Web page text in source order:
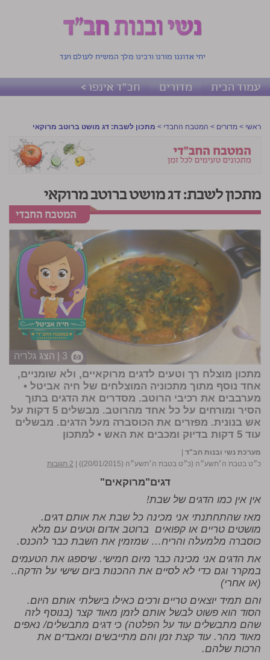
יחי אדוננו מורנו ורבינו מלך המשיח לעולם ועד
עמוד הבית מדורים חב"ד אינפו >
ראשי > מדורים > המטבח החבדי > מתכון לשבת: דג מושט ברוטב מרוקאי
מתכון לשבת: דג מושט ברוטב מרוקאי
3 | הצג גלריה
מתכון מוצלח רך וטעים לדגים מרוקאיים, ולא שומניים,
אחד נוסף מתוך מתכוניה המוצלחים של חיה אביטל •
מערבבים את רכיבי הרוטב. מסדרים את הדגים בתוך
הסיר ומורחים על כל אחד מהרוטב. מבשלים 5 דקות על
אש בנונית. מפזרים את הכוסברה מעל הדגים. מבשלים
עוד 5 דקות בדיוק ומכבים את האש •
למתכון
מערכת נשי ובנות חב"ד
כ״ט בטבת ה׳תשע״ה (כ״ט בטבת ה׳תשע״ה (20/01/2015))
2 תגובות
דגים"מרוקאים"
אין אין כמו הדגים של שבת!
מאז שהתחתנתי אני מכינה כל שבת את אותם דגים.
מושטים טריים או קפואים ברוטב אדום וטעים עם מלא
כוסברה מלמעלה והריח… שמזמין את השבת כבר להכנס.
את הדגים אני מכינה כבר מיום חמישי. שיספגו את הטעמים
במקרר וגם כדי לא לסיים את ההכנות ביום שישי על הדקה..
(או אחרי)
והם תמיד יוצאים טריים ורכים כאילו בישלתי אותם היום.
הסוד הוא פשוט לבשל אותם לזמן מאוד קצר (בנוסף לזה
שהם מתבשלים עוד על הפלטה) כי דגים מתבשלים/ נאפים
מאוד מהר. עוד קצת זמן והם מתייבשים ומאבדים את
הרכות שלהם.